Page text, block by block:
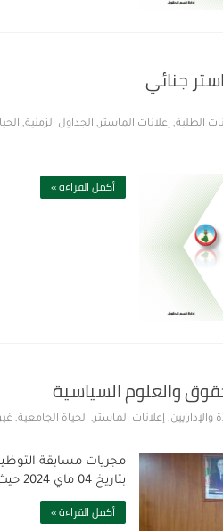
جنائي
الطلبة, إعلانات الماستر, الجداول الزمنية,
أكمل القراءة »
والعلوم السياسية
والإداريين, إعلانات الماستر, الحياة الجامعية,
مجريات مسابقة
بتاريخ 04 ماي 2024 حيث تم استقبال المرشحين والقيام بتوجيههم.
أكمل القراءة »